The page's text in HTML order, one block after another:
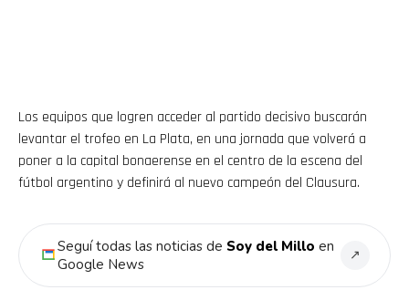
Los equipos que logren acceder al partido decisivo buscarán
levantar el trofeo en La Plata, en una jornada que volverá a
poner a la capital bonaerense en el centro de la escena del
fútbol argentino y definirá al nuevo campeón del Clausura.
Seguí todas las noticias de Soy del Millo en
Google News
↗